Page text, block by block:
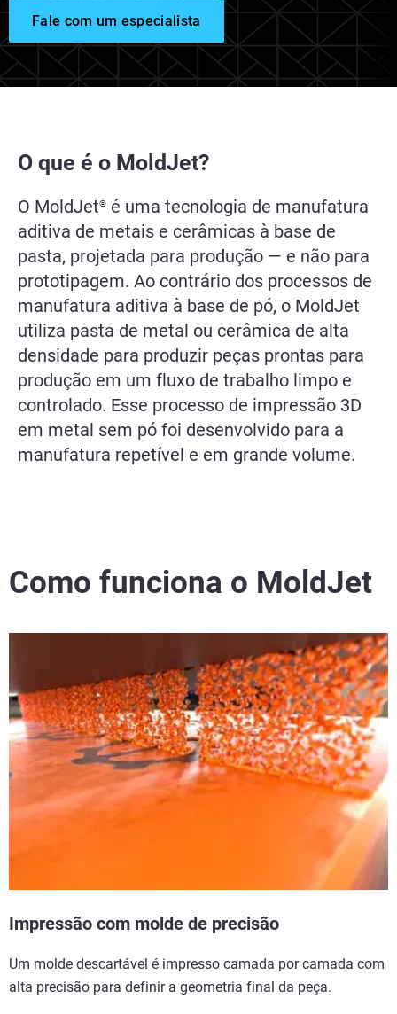
Fale com um especialista
O que é o MoldJet?
O MoldJet® é uma tecnologia de manufatura
aditiva de metais e cerâmicas à base de
pasta, projetada para produção — e não para
prototipagem. Ao contrário dos processos de
manufatura aditiva à base de pó, o MoldJet
utiliza pasta de metal ou cerâmica de alta
densidade para produzir peças prontas para
produção em um fluxo de trabalho limpo e
controlado. Esse processo de impressão 3D
em metal sem pó foi desenvolvido para a
manufatura repetível e em grande volume.
Como funciona o MoldJet
Impressão com molde de precisão
Um molde descartável é impresso camada por camada com
alta precisão para definir a geometria final da peça.